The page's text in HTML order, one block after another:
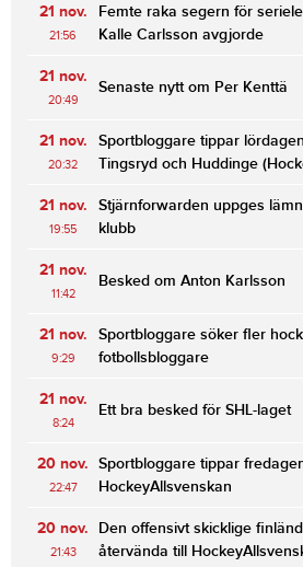
21 nov.
21:56
Femte raka segern för
Kalle Carlsson avgjorde
21 nov.
20:49
Senaste nytt om Per Kenttä
21 nov.
20:32
Sportbloggare tippar
Tingsryd och Huddinge
21 nov.
19:55
Stjärnforwarden uppges
klubb
21 nov.
11:42
Besked om Anton Karlsson
21 nov.
9:29
Sportbloggare söker fler
fotbollsbloggare
21 nov.
8:24
Ett bra besked för SHL-laget
20 nov.
22:47
Sportbloggare tippar
HockeyAllsvenskan
20 nov.
21:43
Den offensivt skicklige
återvända till